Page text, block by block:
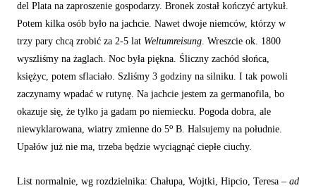
del Plata na zaproszenie gospodarzy. Bronek został kończyć artykuł.
Potem kilka osób było na jachcie. Nawet dwoje niemców, którzy w
trzy pary chcą zrobić za 2-5 lat Weltumreisung. Wreszcie ok. 1800
wyszliśmy na żaglach. Noc była piękna. Śliczny zachód słońca,
księżyc, potem sflaciało. Szliśmy 3 godziny na silniku. I tak powoli
zaczynamy wpadać w rutynę. Na jachcie jestem za germanofila, bo
okazuje się, że tylko ja gadam po niemiecku. Pogoda dobra, ale
niewyklarowana, wiatry zmienne do 5o B. Halsujemy na południe.
Upałów już nie ma, trzeba będzie wyciągnąć ciepłe ciuchy.
List normalnie, wg rozdzielnika: Chałupa, Wojtki, Hipcio, Teresa – ad